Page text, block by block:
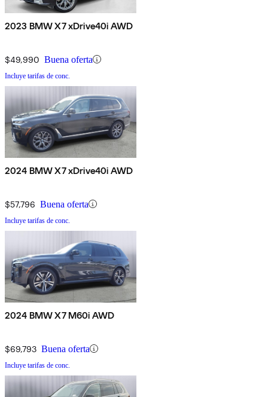
2023 BMW X7 xDrive40i AWD
$49,990 Buena oferta
Incluye tarifas de conc.
2024 BMW X7 xDrive40i AWD
$57,796 Buena oferta
Incluye tarifas de conc.
2024 BMW X7 M60i AWD
$69,793 Buena oferta
Incluye tarifas de conc.